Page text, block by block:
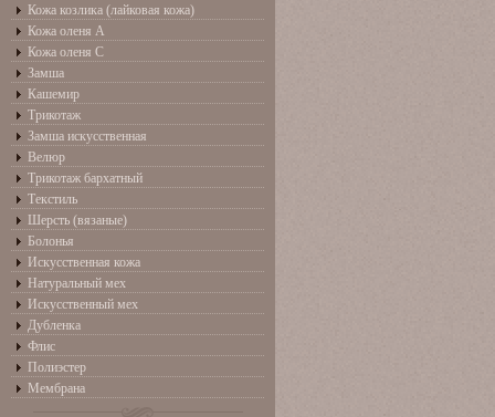
Кожа козлика (лайковая кожа)
Кожа оленя А
Кожа оленя С
Замша
Кашемир
Трикотаж
Замша искусственная
Велюр
Трикотаж бархатный
Текстиль
Шерсть (вязаные)
Болонья
Искусственная кожа
Натуральный мех
Искусственный мех
Дубленка
Флис
Полиэстер
Мембрана